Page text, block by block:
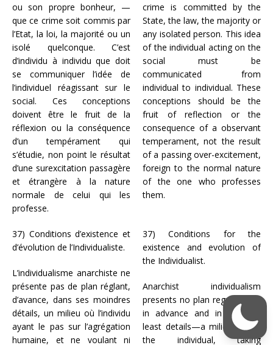
ou son propre bonheur, —
que ce crime soit commis par
l’Etat, la loi, la majorité ou un
isolé quelconque. C’est
d’individu à individu que doit
se communiquer l’idée de
l’individuel réagissant sur le
social. Ces conceptions
doivent être le fruit de la
réflexion ou la conséquence
d’un tempérament qui
s’étudie, non point le résultat
d’une surexcitation passagère
et étrangère à la nature
normale de celui qui les
professe.
crime is committed by the
State, the law, the majority or
any isolated person. This idea
of the individual acting on the
social must be
communicated from
individual to individual. These
conceptions should be the
fruit of reflection or the
consequence of a observant
temperament, not the result
of a passing over-excitement,
foreign to the normal nature
of the one who professes
them.
37) Conditions d’existence et
d’évolution de l’Individualiste.
L’individualisme anarchiste ne
présente pas de plan réglant,
d’avance, dans ses moindres
détails, un milieu où l’individu
ayant le pas sur l’agrégation
humaine, et ne voulant ni
37) Conditions for the
existence and evolution of
the Individualist.
Anarchist individualism
presents no plan regulating—
in advance and in slightest
least details—a milieu where
the individual, taking